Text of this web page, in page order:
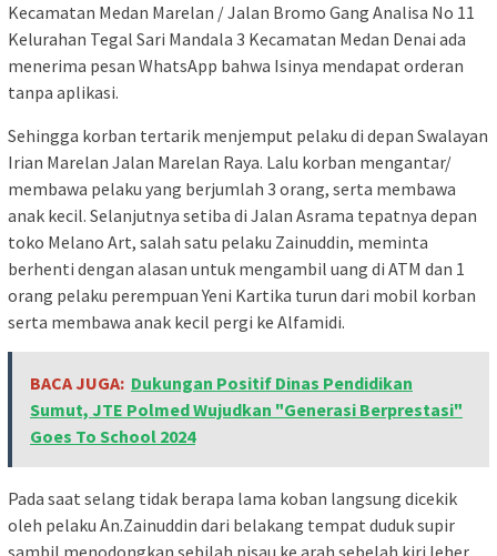
Kecamatan Medan Marelan / Jalan Bromo Gang Analisa No 11
Kelurahan Tegal Sari Mandala 3 Kecamatan Medan Denai ada
menerima pesan WhatsApp bahwa Isinya mendapat orderan
tanpa aplikasi.
Sehingga korban tertarik menjemput pelaku di depan Swalayan
Irian Marelan Jalan Marelan Raya. Lalu korban mengantar/
membawa pelaku yang berjumlah 3 orang, serta membawa
anak kecil. Selanjutnya setiba di Jalan Asrama tepatnya depan
toko Melano Art, salah satu pelaku Zainuddin, meminta
berhenti dengan alasan untuk mengambil uang di ATM dan 1
orang pelaku perempuan Yeni Kartika turun dari mobil korban
serta membawa anak kecil pergi ke Alfamidi.
BACA JUGA: Dukungan Positif Dinas Pendidikan
Sumut, JTE Polmed Wujudkan "Generasi Berprestasi"
Goes To School 2024
Pada saat selang tidak berapa lama koban langsung dicekik
oleh pelaku An.Zainuddin dari belakang tempat duduk supir